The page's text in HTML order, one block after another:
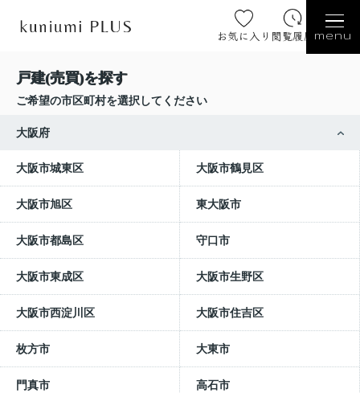
お気に入り 閲覧履歴 menu
戸建(売買)を探す
ご希望の市区町村を選択してください
大阪府
大阪市城東区 大阪市鶴見区
大阪市旭区 東大阪市
大阪市都島区 守口市
大阪市東成区 大阪市生野区
大阪市西淀川区 大阪市住吉区
枚方市 大東市
門真市 高石市